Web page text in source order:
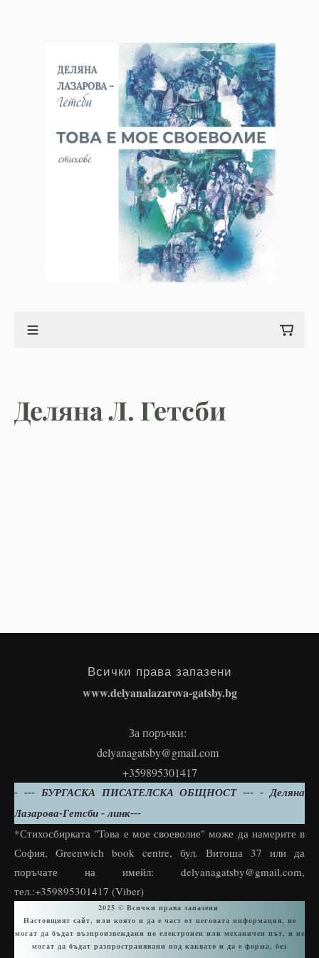
Деляна Л. Гетсби
Всички права запазени
www.delyanalazarova-gatsby.bg
За поръчки:
delyanagatsby@gmail.com
+359895301417
- --- БУРГАСКА ПИСАТЕЛСКА ОБЩНОСТ --- - Деляна
Лазарова-Гетсби - линк---
*Стихосбирката "Това е мое своеволие" може да намерите в
София, Greenwich book centre, бул. Витоша 37 или да
поръчате на имейл: delyanagatsby@gmail.com,
тел.:+359895301417 (Viber)
2025 © Всички права запазени
Настоящият сайт, или която и да е част от неговата информация, не
могат да бъдат възпроизвеждани по електронен или механичен път, и не
могат да бъдат разпространявани под каквато и да е форма, без